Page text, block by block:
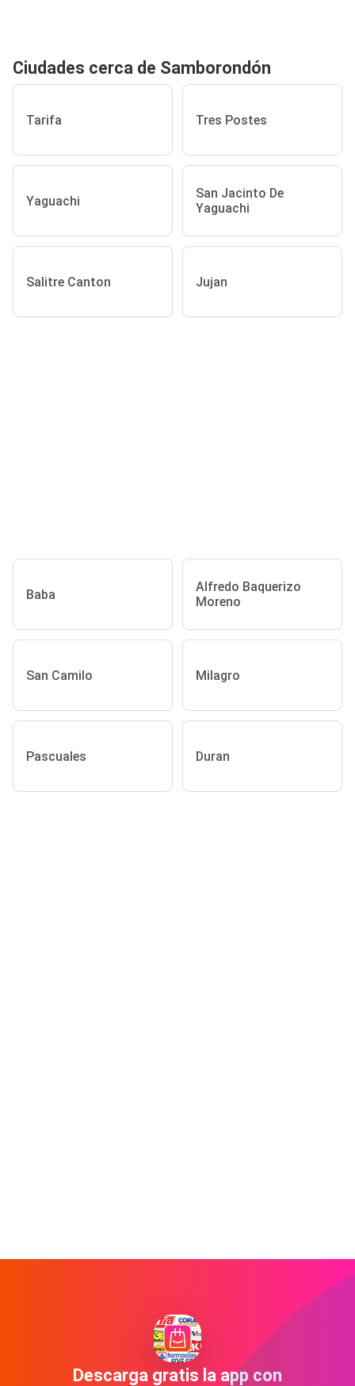
Ciudades cerca de Samborondón
Tarifa Tres Postes
Yaguachi
San Jacinto De
Yaguachi
Salitre Canton Jujan
Baba
Alfredo Baquerizo
Moreno
San Camilo Milagro
Pascuales Duran
Descarga gratis la app con